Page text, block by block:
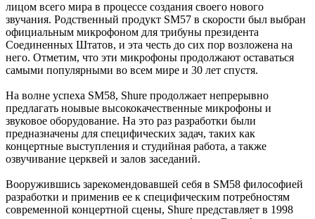
лицом всего мира в процессе создания своего нового
звучания. Родственный продукт SM57 в скорости был выбран
официальным микрофоном для трибуны президента
Соединенных Штатов, и эта честь до сих пор возложена на
него. Отметим, что эти микрофоны продолжают оставаться
самыми популярными во всем мире и 30 лет спустя.
На волне успеха SM58, Shure продолжает непрерывно
предлагать ноывые высококачественные микрофоны и
звуковое оборудование. На это раз разработки были
предназначены для специфических задач, таких как
концертные выступления и студийная работа, а также
озвучивание церквей и залов заседаний.
Вооружившись зарекомендовавшей себя в SM58 философией
разработки и применив ее к специфическим потребностям
современной концертной сцены, Shure представляет в 1998